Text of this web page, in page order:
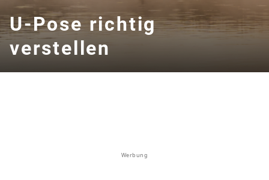
U-Pose richtig
verstellen
Werbung